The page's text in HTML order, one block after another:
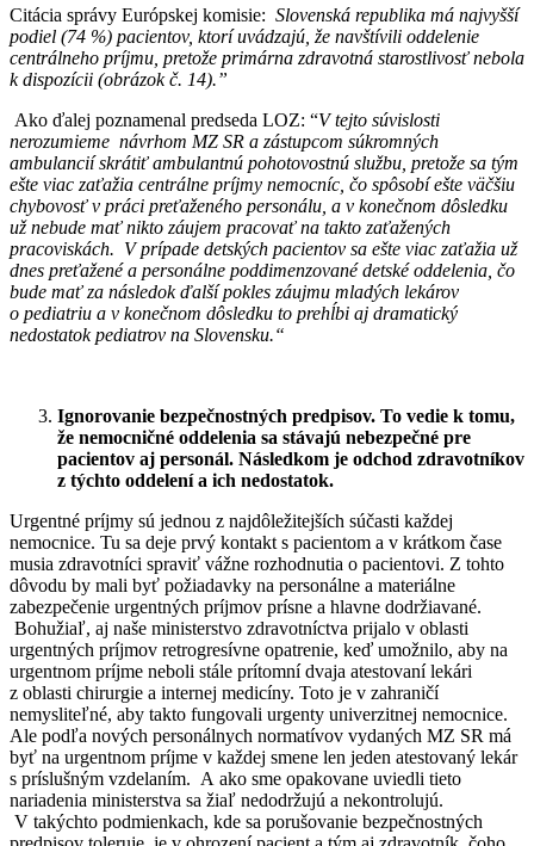
Citácia správy Európskej komisie: Slovenská republika má najvyšší
podiel (74 %) pacientov, ktorí uvádzajú, že navštívili oddelenie
centrálneho príjmu, pretože primárna zdravotná starostlivosť nebola
k dispozícii (obrázok č. 14).”
Ako ďalej poznamenal predseda LOZ: “V tejto súvislosti
nerozumieme návrhom MZ SR a zástupcom súkromných
ambulancií skrátiť ambulantnú pohotovostnú službu, pretože sa tým
ešte viac zaťažia centrálne príjmy nemocníc, čo spôsobí ešte väčšiu
chybovosť v práci preťaženého personálu, a v konečnom dôsledku
už nebude mať nikto záujem pracovať na takto zaťažených
pracoviskách. V prípade detských pacientov sa ešte viac zaťažia už
dnes preťažené a personálne poddimenzované detské oddelenia, čo
bude mať za následok ďalší pokles záujmu mladých lekárov
o pediatriu a v konečnom dôsledku to prehĺbi aj dramatický
nedostatok pediatrov na Slovensku.“
Ignorovanie bezpečnostných predpisov. To vedie k tomu,
že nemocničné oddelenia sa stávajú nebezpečné pre
pacientov aj personál. Následkom je odchod zdravotníkov
z týchto oddelení a ich nedostatok.
Urgentné príjmy sú jednou z najdôležitejších súčasti každej
nemocnice. Tu sa deje prvý kontakt s pacientom a v krátkom čase
musia zdravotníci spraviť vážne rozhodnutia o pacientovi. Z tohto
dôvodu by mali byť požiadavky na personálne a materiálne
zabezpečenie urgentných príjmov prísne a hlavne dodržiavané.
Bohužiaľ, aj naše ministerstvo zdravotníctva prijalo v oblasti
urgentných príjmov retrogresívne opatrenie, keď umožnilo, aby na
urgentnom príjme neboli stále prítomní dvaja atestovaní lekári
z oblasti chirurgie a internej medicíny. Toto je v zahraničí
nemysliteľné, aby takto fungovali urgenty univerzitnej nemocnice.
Ale podľa nových personálnych normatívov vydaných MZ SR má
byť na urgentnom príjme v každej smene len jeden atestovaný lekár
s príslušným vzdelaním. A ako sme opakovane uviedli tieto
nariadenia ministerstva sa žiaľ nedodržujú a nekontrolujú.
V takýchto podmienkach, kde sa porušovanie bezpečnostných